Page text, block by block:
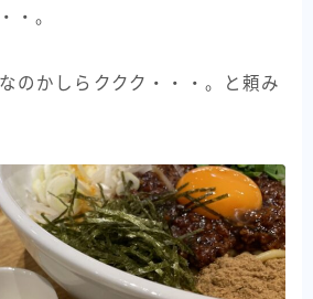
・。
のかしらククク・・・。と頼み